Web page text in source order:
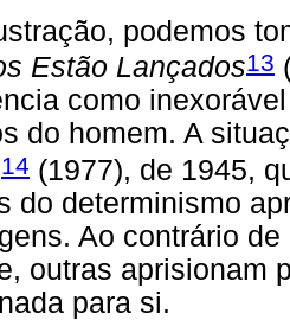
podemos
Estão Lançados13
como
do homem. A
14 (1977), de 1945,
do determinismo
Ao contrário
outras aprisionam
para si.